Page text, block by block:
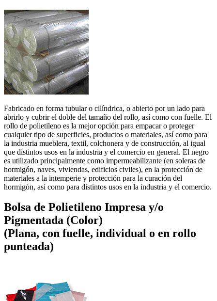
Fabricado en forma tubular o cilíndrica, o abierto por un lado para
abrirlo y cubrir el doble del tamaño del rollo, así como con fuelle. El
rollo de polietileno es la mejor opción para empacar o proteger
cualquier tipo de superficies, productos o materiales, así como para
la industria mueblera, textil, colchonera y de construcción, al igual
que distintos usos en la industria y el comercio en general. El negro
es utilizado principalmente como impermeabilizante (en soleras de
hormigón, naves, viviendas, edificios civiles), en la protección de
materiales a la intemperie y protección para la curación del
hormigón, así como para distintos usos en la industria y el comercio.
Bolsa de Polietileno Impresa y/o
Pigmentada (Color)
(Plana, con fuelle, individual o en rollo
punteada)